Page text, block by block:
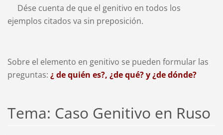
Dése cuenta de que el genitivo en todos los
ejemplos citados va sin preposición.
Sobre el elemento en genitivo se pueden formular las
preguntas: ¿ de quién es?, ¿de qué? y ¿de dónde?
Tema: Caso Genitivo en Ruso